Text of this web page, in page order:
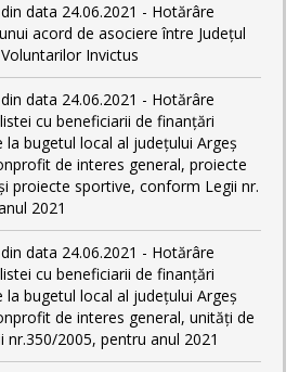
data 24.06.2021 - Hotărâre
acord de asociere între Județul
Invictus
data 24.06.2021 - Hotărâre
cu beneficiarii de finanțări
la bugetul local al județului Argeș
de interes general, proiecte
proiecte sportive, conform Legii nr.
2021
data 24.06.2021 - Hotărâre
cu beneficiarii de finanțări
la bugetul local al județului Argeș
de interes general, unități de
2005, pentru anul 2021